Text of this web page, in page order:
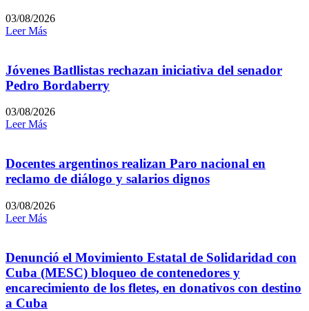
03/08/2026
Leer Más
Jóvenes Batllistas rechazan iniciativa del senador
Pedro Bordaberry
03/08/2026
Leer Más
Docentes argentinos realizan Paro nacional en
reclamo de diálogo y salarios dignos
03/08/2026
Leer Más
Denunció el Movimiento Estatal de Solidaridad con
Cuba (MESC) bloqueo de contenedores y
encarecimiento de los fletes, en donativos con destino
a Cuba